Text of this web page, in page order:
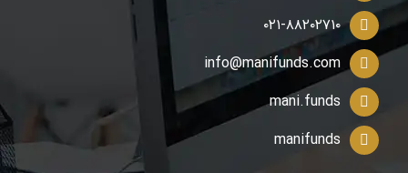
۰۲۱-۸۸۲۰۲۷۱۰
info@manifunds.com
mani.funds
manifunds